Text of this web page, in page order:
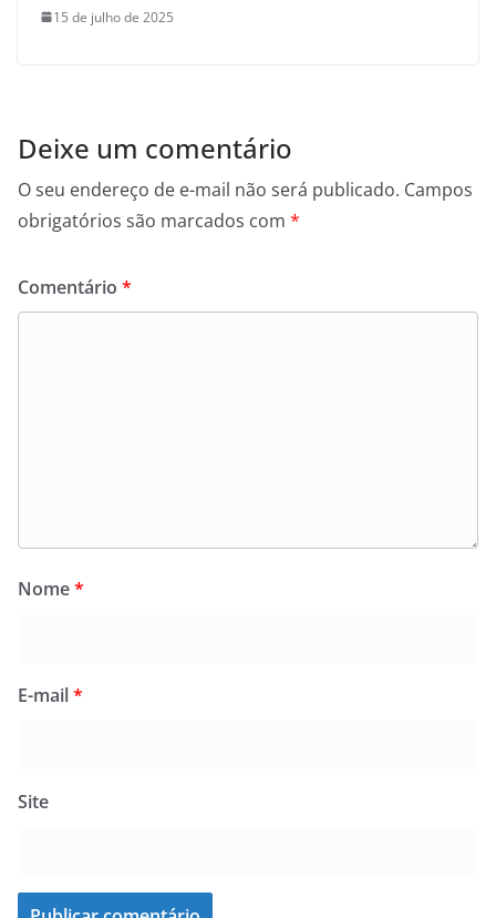
15 de julho de 2025
Deixe um comentário
O seu endereço de e-mail não será publicado. Campos
obrigatórios são marcados com *
Comentário *
Nome*
E-mail*
Site